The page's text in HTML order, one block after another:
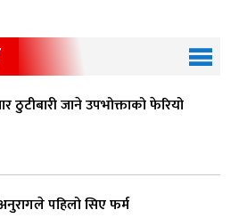
ठुटीबारी जाने उपभोक्ताको फेरियो
पहिलो सिए फर्म